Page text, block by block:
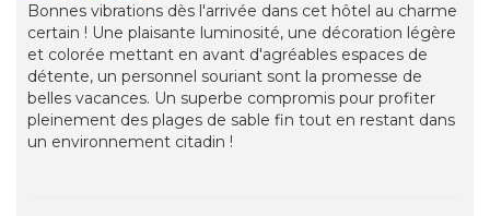
Bonnes vibrations dès l'arrivée dans cet hôtel au charme
certain ! Une plaisante luminosité, une décoration légère
et colorée mettant en avant d'agréables espaces de
détente, un personnel souriant sont la promesse de
belles vacances. Un superbe compromis pour profiter
pleinement des plages de sable fin tout en restant dans
un environnement citadin !